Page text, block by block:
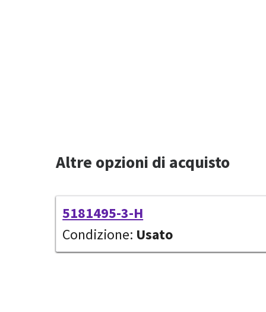
Altre opzioni di acquisto
5181495-3-H
Condizione: Usato